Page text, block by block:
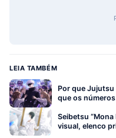
LEIA TAMBÉM
Por que
que os
Seibetsu “Mona
visual, elenco